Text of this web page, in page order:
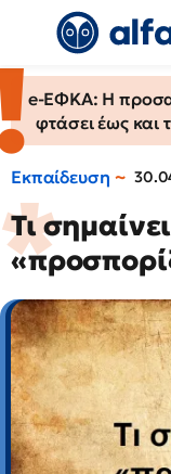
e-ΕΦΚΑ: Η
φτάσει έως και
Εκπαίδευση
Τι